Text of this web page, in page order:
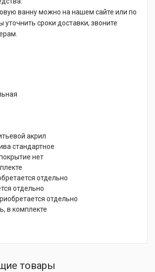
ванну можно на нашем сайте или по
уточнить сроки доставки, звоните
акрил
стандартное
нет
отдельно
отдельно
отдельно
в комплекте
товары